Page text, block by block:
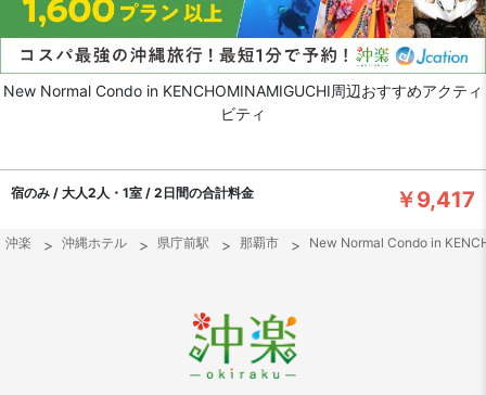
New Normal Condo in KENCHOMINAMIGUCHI周辺おすすめアクティ
ビティ
宿のみ / 大人2人・1室 / 2日間の合計料金 ￥9,417
沖楽 沖縄ホテル 県庁前駅 那覇市 New Normal Condo in